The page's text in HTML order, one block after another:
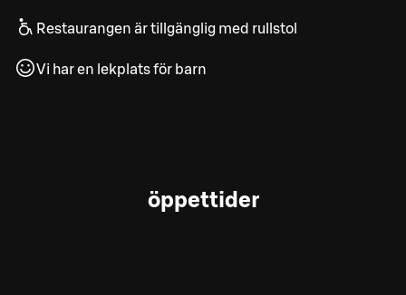
Restaurangen är tillgänglig med rullstol
Vi har en lekplats för barn
öppettider